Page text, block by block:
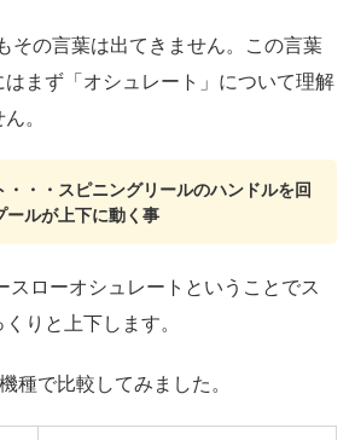
その言葉は出てきません。この言葉
まず「オシュレート」について理解
。
・・・スピニングリールのハンドルを回
ールが上下に動く事
スローオシュレートということでス
りと上下します。
種で比較してみました。